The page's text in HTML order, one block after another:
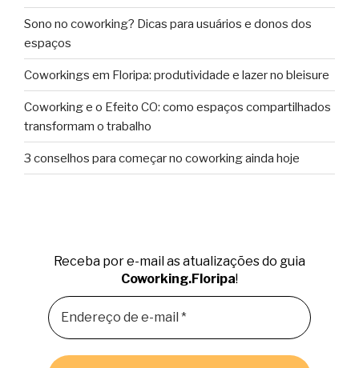
Sono no coworking? Dicas para usuários e donos dos
espaços
Coworkings em Floripa: produtividade e lazer no bleisure
Coworking e o Efeito CO: como espaços compartilhados
transformam o trabalho
3 conselhos para começar no coworking ainda hoje
Receba por e-mail as atualizações do guia
Coworking.Floripa!